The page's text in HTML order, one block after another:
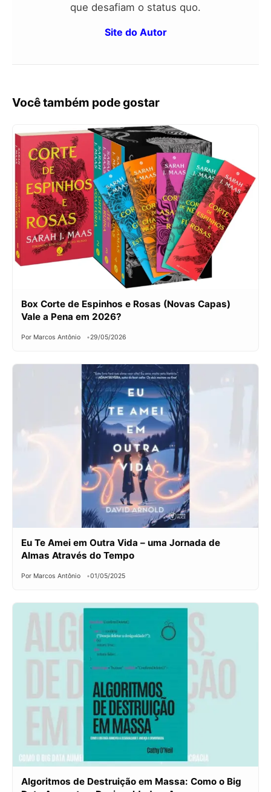
que desafiam o status quo.
Site do Autor
Você também pode gostar
Box Corte de Espinhos e Rosas (Novas Capas)
Vale a Pena em 2026?
Por Marcos Antônio 29/05/2026
Eu Te Amei em Outra Vida – uma Jornada de
Almas Através do Tempo
Por Marcos Antônio 01/05/2025
Algoritmos de Destruição em Massa: Como o Big